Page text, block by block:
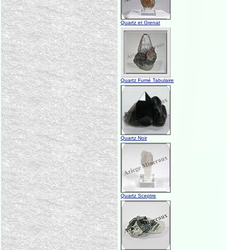
Quartz et Grenat
Quartz Fumé Tabulaire
Quartz Noir
Quartz Sceptre